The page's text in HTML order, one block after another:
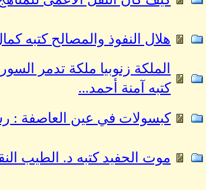
هلال النفوذ والمصالح كتبه
الملكة زنوبيا ملكة تدمر
كتبه آمنة أحمد...
كبسولات في عين العاصفة : رسالة رقم [301]
موت الحفيد كتبه د. الطيب